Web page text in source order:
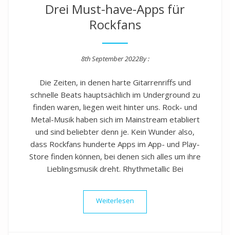
Drei Must-have-Apps für
Rockfans
8th September 2022By :
Die Zeiten, in denen harte Gitarrenriffs und
schnelle Beats hauptsächlich im Underground zu
finden waren, liegen weit hinter uns. Rock- und
Metal-Musik haben sich im Mainstream etabliert
und sind beliebter denn je. Kein Wunder also,
dass Rockfans hunderte Apps im App- und Play-
Store finden können, bei denen sich alles um ihre
Lieblingsmusik dreht. Rhythmetallic Bei